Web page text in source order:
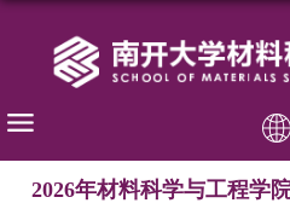
2026年材料科学与工程学